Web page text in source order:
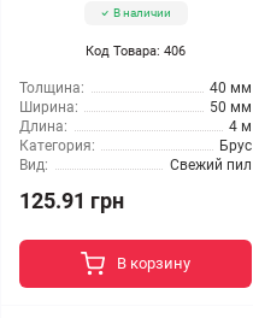
В наличии
Код Товара: 406
Толщина:
40 мм
Ширина:
50 мм
Длина:
4 м
Категория:
Брус
Вид:
Свежий пил
125.91 грн
В корзину